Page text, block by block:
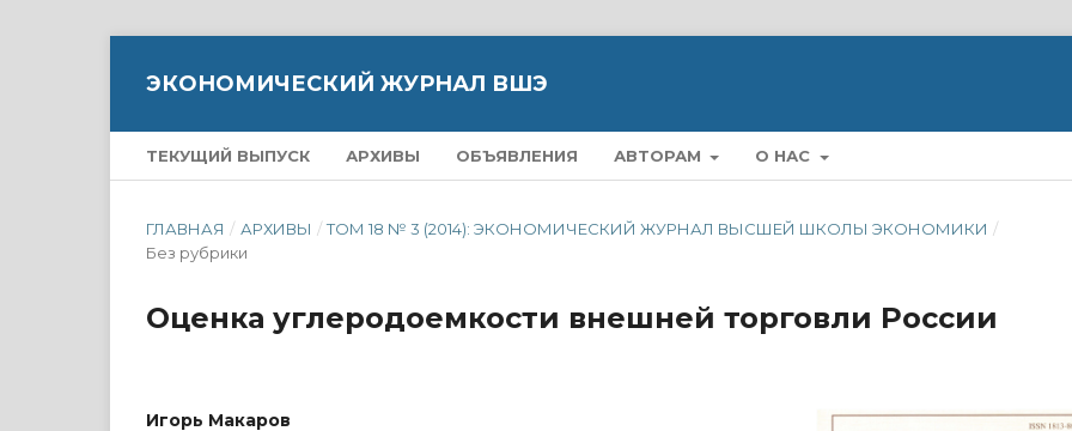
ЭКОНОМИЧЕСКИЙ ЖУРНАЛ ВШЭ
ТЕКУЩИЙ ВЫПУСК АРХИВЫ ОБЪЯВЛЕНИЯ АВТОРАМ О НАС
ГЛАВНАЯ / АРХИВЫ / ТОМ 18 № 3 (2014): ЭКОНОМИЧЕСКИЙ ЖУРНАЛ ВЫСШЕЙ ШКОЛЫ ЭКОНОМИКИ /
Без рубрики
Оценка углеродоемкости внешней торговли России
Игорь Макаров